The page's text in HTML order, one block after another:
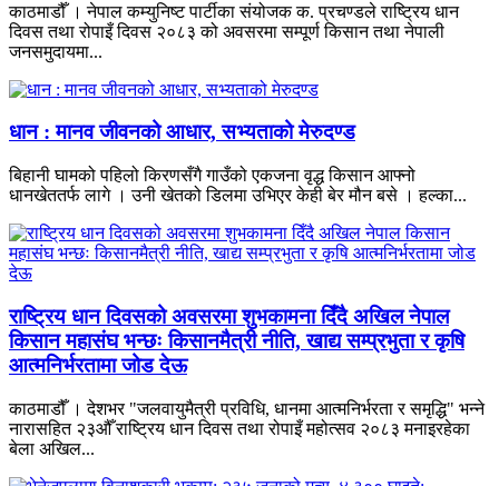
काठमाडौँ । नेपाल कम्युनिष्ट पार्टीका संयोजक क. प्रचण्डले राष्ट्रिय धान
दिवस तथा रोपाइँ दिवस २०८३ को अवसरमा सम्पूर्ण किसान तथा नेपाली
जनसमुदायमा...
धान : मानव जीवनको आधार, सभ्यताको मेरुदण्ड
बिहानी घामको पहिलो किरणसँगै गाउँको एकजना वृद्ध किसान आफ्नो
धानखेततर्फ लागे । उनी खेतको डिलमा उभिएर केही बेर मौन बसे । हल्का...
राष्ट्रिय धान दिवसको अवसरमा शुभकामना दिँदै अखिल नेपाल
किसान महासंघ भन्छः किसानमैत्री नीति, खाद्य सम्प्रभुता र कृषि
आत्मनिर्भरतामा जोड देऊ
काठमाडौँ । देशभर "जलवायुमैत्री प्रविधि, धानमा आत्मनिर्भरता र समृद्धि" भन्ने
नारासहित २३औँ राष्ट्रिय धान दिवस तथा रोपाइँ महोत्सव २०८३ मनाइरहेका
बेला अखिल...